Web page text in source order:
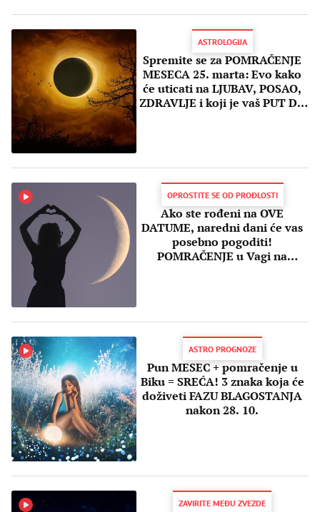
ASTROLOGIJA
Spremite se za POMRAČENJE
MESECA 25. marta: Evo kako
će uticati na LJUBAV, POSAO,
ZDRAVLJE i koji je vaš PUT DO
OPROSTITE SE OD PROĐLOSTI
Ako ste rođeni na OVE
DATUME, naredni dani će vas
posebno pogoditi!
POMRAČENJE u Vagi na
ASTRO PROGNOZE
Pun MESEC + pomračenje u
Biku = SREĆA! 3 znaka koja će
doživeti FAZU BLAGOSTANJA
nakon 28. 10.
ZAVIRITE MEĐU ZVEZDE